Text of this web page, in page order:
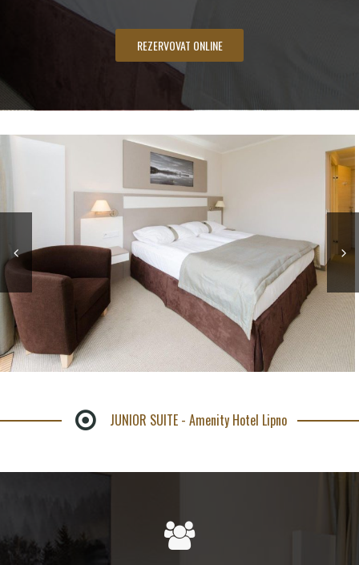
REZERVOVAT ONLINE
JUNIOR SUITE - Amenity Hotel Lipno